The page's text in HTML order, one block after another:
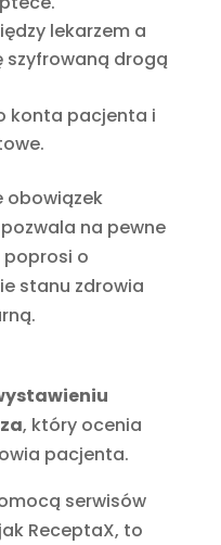
lekarzem a
drogą
konta pacjenta i
obowiązek
na pewne
o
stanu zdrowia
, który ocenia
pacjenta.
serwisów
ReceptaX, to